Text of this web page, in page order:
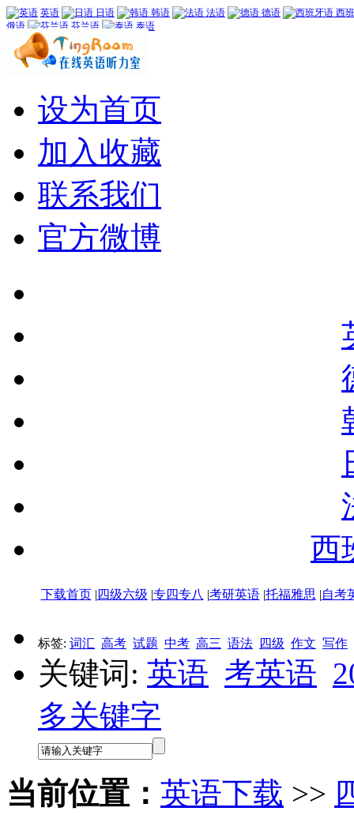
英语 日语 韩语 法语 德语
西
俄语
芬兰语 泰语
设为首页
加入收藏
联系我们
官方微博
西
下载首页| 四级六级 |专四专八 |考研英语|托福雅思 |自考
标签: 词汇 高考 试题 中考 高三 语法 四级 作文 写作
关键词: 英语 考英语
多关键字
当前位置： 英语下载 >>